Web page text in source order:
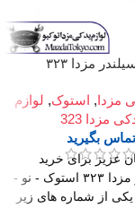
مزدا ۳۲۳
مزدا, استوک, لوازم
مزدا 323
تماس بگیرید
عزیز برای خرید
سرسیلندر مزدا ۳۲۳ استوک - نو -
یکی از شماره های زیر